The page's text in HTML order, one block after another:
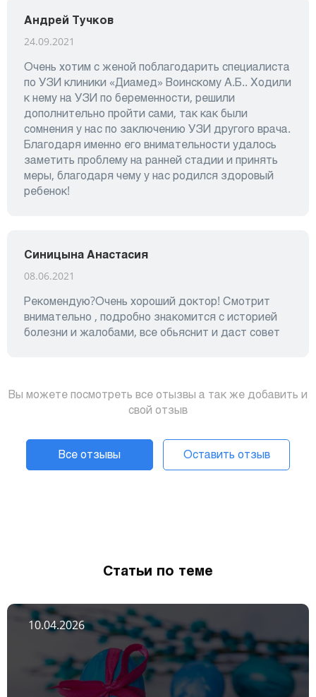
Андрей Тучков
24.09.2021
Очень хотим с женой поблагодарить специалиста
по УЗИ клиники «Диамед» Воинскому А.Б.. Ходили
к нему на УЗИ по беременности, решили
дополнительно пройти сами, так как были
сомнения у нас по заключению УЗИ другого врача.
Благодаря именно его внимательности удалось
заметить проблему на ранней стадии и принять
меры, благодаря чему у нас родился здоровый
ребенок!
Синицына Анастасия
08.06.2021
Рекомендую?Очень хороший доктор! Смотрит
внимательно , подробно знакомится с историей
болезни и жалобами, все обьяснит и даст совет
Вы можете посмотреть все отызвы а так же добавить и
свой отзыв
Все отзывы Оставить отзыв
Статьи по теме
10.04.2026